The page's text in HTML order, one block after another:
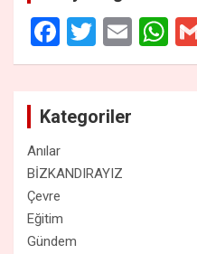
F
a
b
o
o
T
wi
er
E
m
W
h
Kategoriler
Anılar
BİZKANDIRAYIZ
Çevre
Eğitim
Gündem